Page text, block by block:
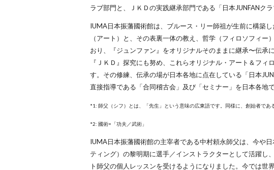
ラブ部門と、ＪＫＤの実践継承部門である「日本JUNFANクラ
IUMA日本振藩國術館は、ブルース・リー師祖が生前に構築
（アート）と、その表裏一体の教え、哲学（フィロソフィ
おり、『ジュンファン』をオリジナルそのままに継承〜伝承
『ＪＫＤ』探究にも努め、これらオリジナル・アート＆フィ
す。その修練、伝承の場が日本各地に点在している「日本
直接指導である「合同稽古会」及び「セミナー」を日本各地
*1: 師父（シフ）とは、「先生」という意味の広東語です。同様に、創始者であ
*2: 國術=「功夫／武術」
IUMA日本振藩國術館の主宰者である中村頼永師父は、今や
ティング）の黎明期に選手／インストラクターとして活躍し
ト師父の個人レッスンを受けるようになりました。今では世